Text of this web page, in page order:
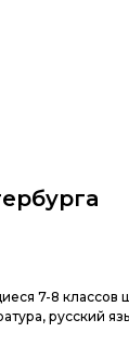
7-8 классов
русский